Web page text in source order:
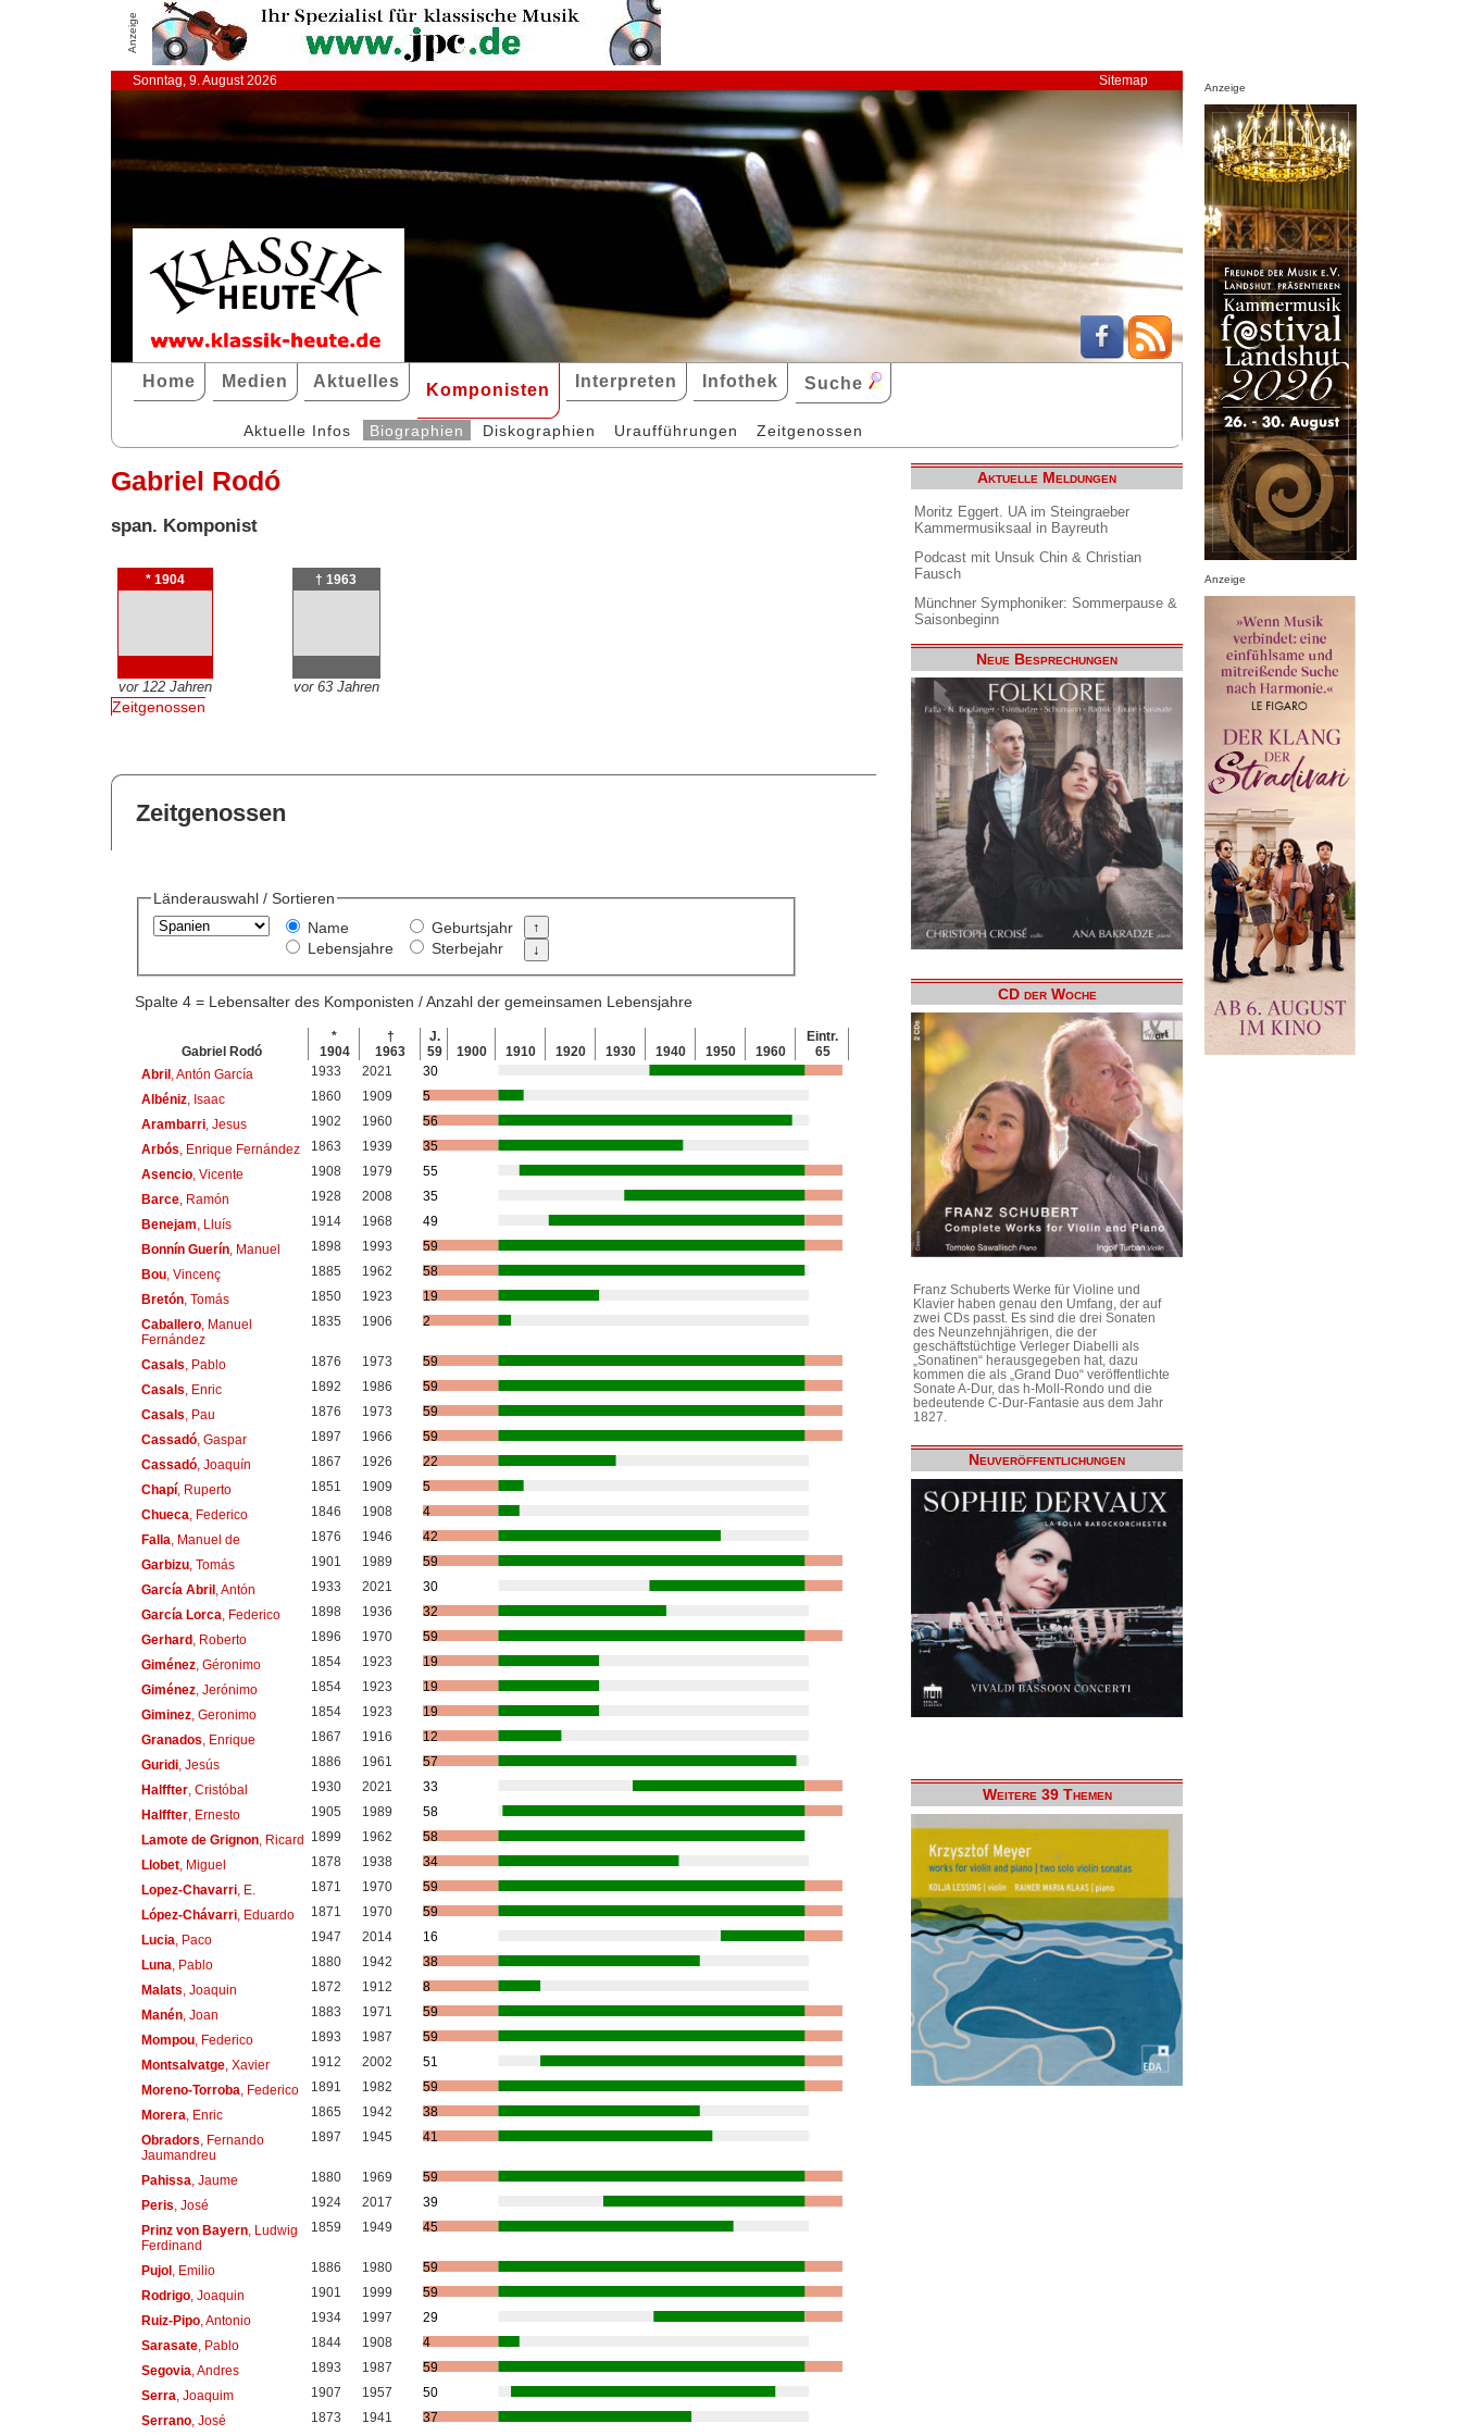
Anzeige
Sonntag, 9. August 2026 Sitemap
Home Medien Aktuelles Komponisten Interpreten Infothek Suche
Aktuelle Infos Biographien Diskographien Uraufführungen Zeitgenossen
Gabriel Rodó
span. Komponist
* 1904
vor 122 Jahren
† 1963
vor 63 Jahren
Zeitgenossen
Zeitgenossen
Länderauswahl / Sortieren
Name
Lebensjahre
Geburtsjahr
Sterbejahr
Spalte 4 = Lebensalter des Komponisten / Anzahl der gemeinsamen Lebensjahre
Gabriel Rodó
*
1904
†
1963
J.
59
1900 1910 1920 1930 1940 1950 1960
Eintr.
65
Abril, Antón García 1933 2021
30
Albéniz, Isaac 1860 1909
5
Arambarri, Jesus 1902 1960
56
Arbós , Enrique Fernández 1863 1939
35
Asencio, Vicente 1908 1979
55
Barce, Ramón 1928 2008
35
Benejam , Lluís 1914 1968
49
Bonnín Guerín, Manuel 1898 1993
59
Bou, Vincenç 1885 1962
58
Bretón, Tomás 1850 1923
19
Caballero, Manuel
Fernández
1835 1906 2
Casals , Pablo 1876 1973
59
Casals , Enric 1892 1986
59
Casals , Pau 1876 1973
59
Cassadó, Gaspar 1897 1966
59
Cassadó, Joaquín 1867 1926
22
Chapí, Ruperto 1851 1909
5
Chueca , Federico 1846 1908
4
Falla , Manuel de 1876 1946
42
Garbizu, Tomás 1901 1989
59
García Abril, Antón 1933 2021
30
García Lorca , Federico 1898 1936
32
Gerhard, Roberto 1896 1970
59
Giménez, Géronimo 1854 1923
19
Giménez, Jerónimo 1854 1923
19
Giminez, Geronimo 1854 1923
19
Granados , Enrique 1867 1916
12
Guridi, Jesús 1886 1961
57
Halffter, Cristóbal 1930 2021
33
Halffter, Ernesto 1905 1989
58
Lamote de Grignon, Ricard 1899 1962
58
Llobet, Miguel 1878 1938
34
Lopez-Chavarri, E. 1871 1970
59
López-Chávarri, Eduardo 1871 1970
59
Lucia , Paco 1947 2014
16
Luna , Pablo 1880 1942
38
Malats , Joaquin 1872 1912
8
Manén, Joan 1883 1971
59
Mompou, Federico 1893 1987
59
Montsalvatge, Xavier 1912 2002
51
Moreno-Torroba , Federico 1891 1982
59
Morera , Enric 1865 1942
38
Obradors , Fernando
Jaumandreu
1897 1945 41
Pahissa , Jaume 1880 1969
59
Peris , José 1924 2017
39
Prinz von Bayern, Ludwig
Ferdinand
1859 1949 45
Pujol, Emilio 1886 1980
59
Rodrigo, Joaquin 1901 1999
59
Ruiz-Pipo, Antonio 1934 1997
29
Sarasate, Pablo 1844 1908
4
Segovia , Andres 1893 1987
59
Serra , Joaquim 1907 1957
50
Serrano, José 1873 1941
37
Aktuelle Meldungen
Moritz Eggert. UA im Steingraeber
Kammermusiksaal in Bayreuth
Podcast mit Unsuk Chin & Christian
Fausch
Münchner Symphoniker: Sommerpause &
Saisonbeginn
Neue Besprechungen
CD der Woche
Franz Schuberts Werke für Violine und
Klavier haben genau den Umfang, der auf
zwei CDs passt. Es sind die drei Sonaten
des Neunzehnjährigen, die der
geschäftstüchtige Verleger Diabelli als
„Sonatinen“ herausgegeben hat, dazu
kommen die als „Grand Duo“ veröffentlichte
Sonate A-Dur, das h-Moll-Rondo und die
bedeutende C-Dur-Fantasie aus dem Jahr
1827.
Neuveröffentlichungen
Weitere 39 Themen
Anzeige
Anzeige